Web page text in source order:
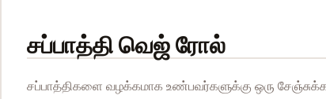
சப்பாத்தி வெஜ் ரோல்
சப்பாத்திகளை வழக்கமாக உண்பவர்களுக்கு ஒரு